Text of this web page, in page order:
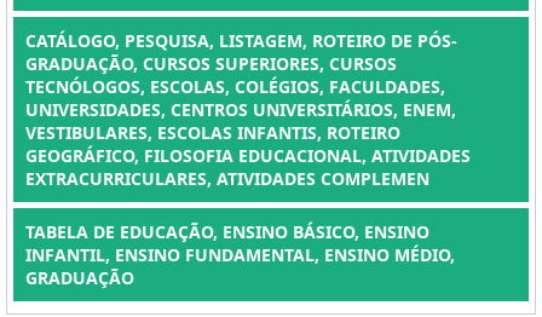
CATÁLOGO, PESQUISA, LISTAGEM, ROTEIRO DE PÓS-
GRADUAÇÃO, CURSOS SUPERIORES, CURSOS
TECNÓLOGOS, ESCOLAS, COLÉGIOS, FACULDADES,
UNIVERSIDADES, CENTROS UNIVERSITÁRIOS, ENEM,
VESTIBULARES, ESCOLAS INFANTIS, ROTEIRO
GEOGRÁFICO, FILOSOFIA EDUCACIONAL, ATIVIDADES
EXTRACURRICULARES, ATIVIDADES COMPLEMEN
TABELA DE EDUCAÇÃO, ENSINO BÁSICO, ENSINO
INFANTIL, ENSINO FUNDAMENTAL, ENSINO MÉDIO,
GRADUAÇÃO